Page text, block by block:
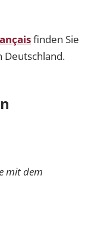
finden Sie
mit dem